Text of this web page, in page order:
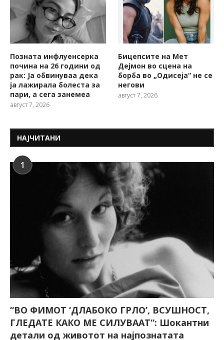
Позната инфлуенсерка
почина на 26 години од
рак: Ја обвинуваа дека
ја лажирала болеста за
пари, а сега занемеа
август 7, 2026
Бицепсите на Мет
Дејмон во сцена на
борба во „Одисеја“ не се
негови
август 7, 2026
НАЈЧИТАНИ
1
“ВО ФИМОТ ‘ДЛАБОКО ГРЛО’, ВСУШНОСТ,
ГЛЕДАТЕ КАКО МЕ СИЛУВААТ“: Шокантни
детали од животот на најпознатата